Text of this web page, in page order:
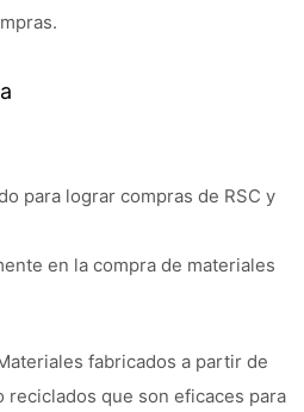
para lograr compras de RSC y
en la compra de materiales
fabricados a partir de
reciclados que son eficaces para